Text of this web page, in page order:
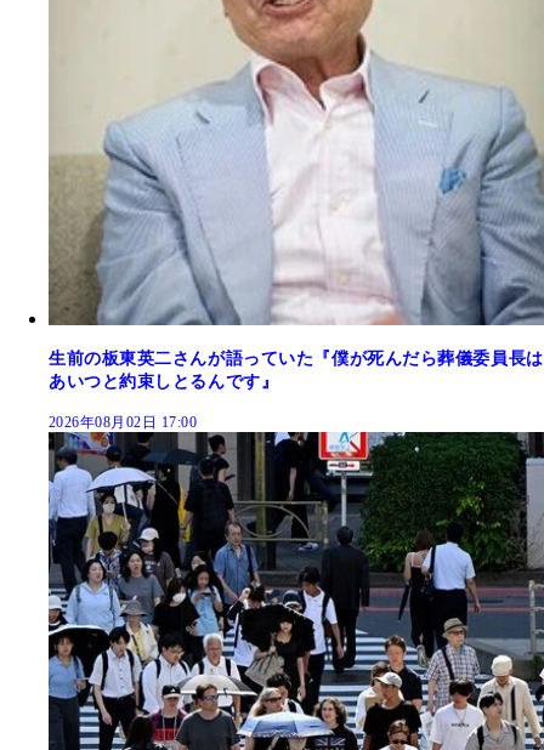
生前の板東英二さんが語っていた『僕が死んだら葬儀委員長は
あいつと約束しとるんです』
2026年08月02日 17:00